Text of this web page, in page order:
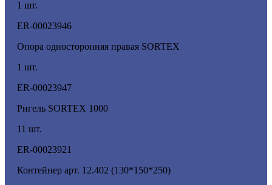
1 шт.
ER-00023946
Опора односторонняя правая SORTEX
1 шт.
ER-00023947
Ригель SORTEX 1000
11 шт.
ER-00023921
Контейнер арт. 12.402 (130*150*250)